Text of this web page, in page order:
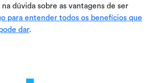
dúvida sobre as vantagens de ser
para entender todos os benefícios que
dar.